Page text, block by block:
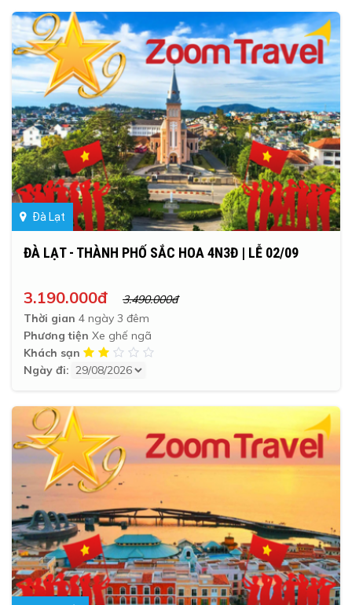
Đà Lạt
ĐÀ LẠT - THÀNH PHỐ SẮC HOA 4N3Đ | LỄ 02/09
3.190.000đ
3.490.000đ
Thời gian 4 ngày 3 đêm
Phương tiện Xe ghế ngã
Khách sạn
Ngày đi: